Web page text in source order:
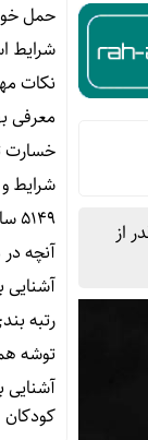
از
حمل
شرایط
نکات
معرفی
خسارت
شرایط
۵۱۴۹ سامانه صدای مسافر راه آهن
آنچه در
آشنایی
رتبه
توشه
آشنایی
کودکان